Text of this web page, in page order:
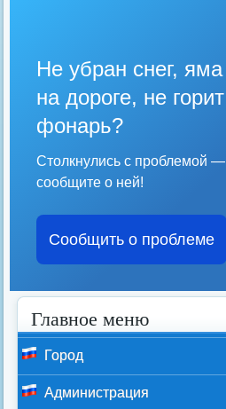
Не убран снег, яма
на дороге, не горит
фонарь?
Столкнулись с проблемой —
сообщите о ней!
Сообщить о проблеме
Главное меню
Город
Администрация